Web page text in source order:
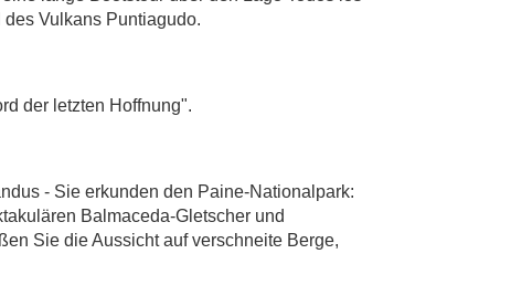
Vulkans Puntiagudo.
der letzten Hoffnung".
- Sie erkunden den Paine-Nationalpark:
Balmaceda-Gletscher und
Sie die Aussicht auf verschneite Berge,